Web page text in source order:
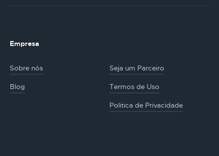
Empresa
Sobre nós Seja um Parceiro
Blog Termos de Uso
Politica de Privacidade